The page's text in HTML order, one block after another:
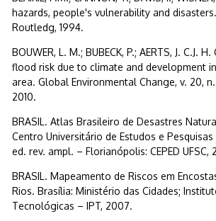
hazards, people's vulnerability and
Routledg, 1994.
BOUWER, L. M.; BUBECK, P.; AERTS, J. C.J.
flood risk due to climate and development
area. Global Environmental Change, v. 20, n.
2010.
BRASIL. Atlas Brasileiro de Desastres
Centro Universitário de Estudos e
ed. rev. ampl. – Florianópolis: CEPED UFSC,
BRASIL. Mapeamento de Riscos em
Rios. Brasília: Ministério das Cidades;
Tecnológicas – IPT, 2007.